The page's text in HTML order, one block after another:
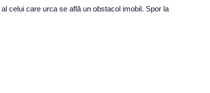
celui care urca se află un obstacol imobil. Spor la